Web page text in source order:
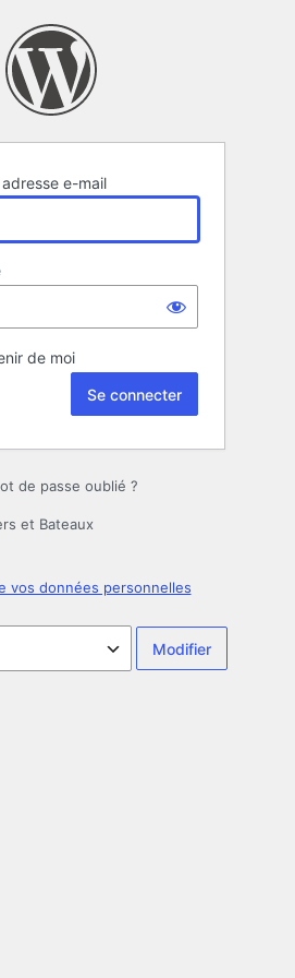
e-mail
de moi
de passe oublié ?
et Bateaux
vos données personnelles